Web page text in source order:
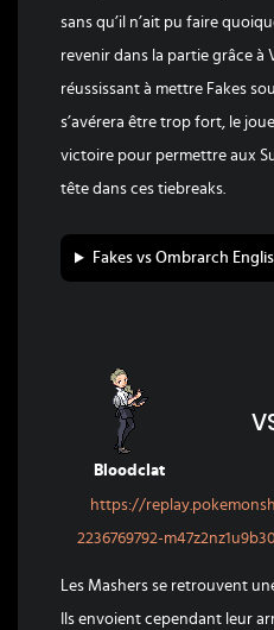
sans qu’il n’ait pu faire
revenir dans la partie grâce à
réussissant à mettre Fakes
s’avérera être trop fort, le
victoire pour permettre aux
tête dans ces tiebreaks.
Fakes vs Ombrarch
Bloodclat
https://
2236769792-
Les Mashers se retrouvent
Ils envoient cependant leur